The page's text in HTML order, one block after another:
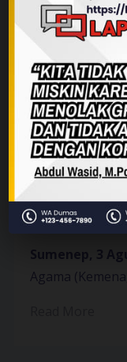
Sinergi
Rumah
Warga
Sumenep, 3
Agama